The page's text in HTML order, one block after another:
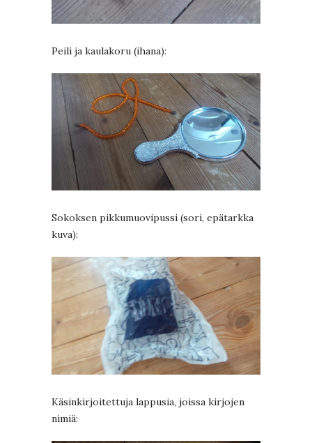
Peili ja kaulakoru (ihana):
Sokoksen pikkumuovipussi (sori, epätarkka
kuva):
Käsinkirjoitettuja lappusia, joissa kirjojen
nimiä: